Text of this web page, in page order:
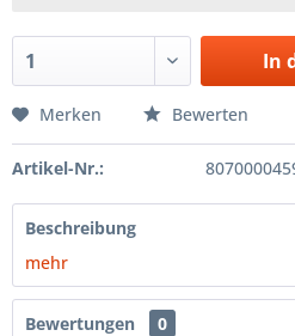
In
Merken Bewerten
Artikel-Nr.:
Beschreibung
mehr
Bewertungen
0